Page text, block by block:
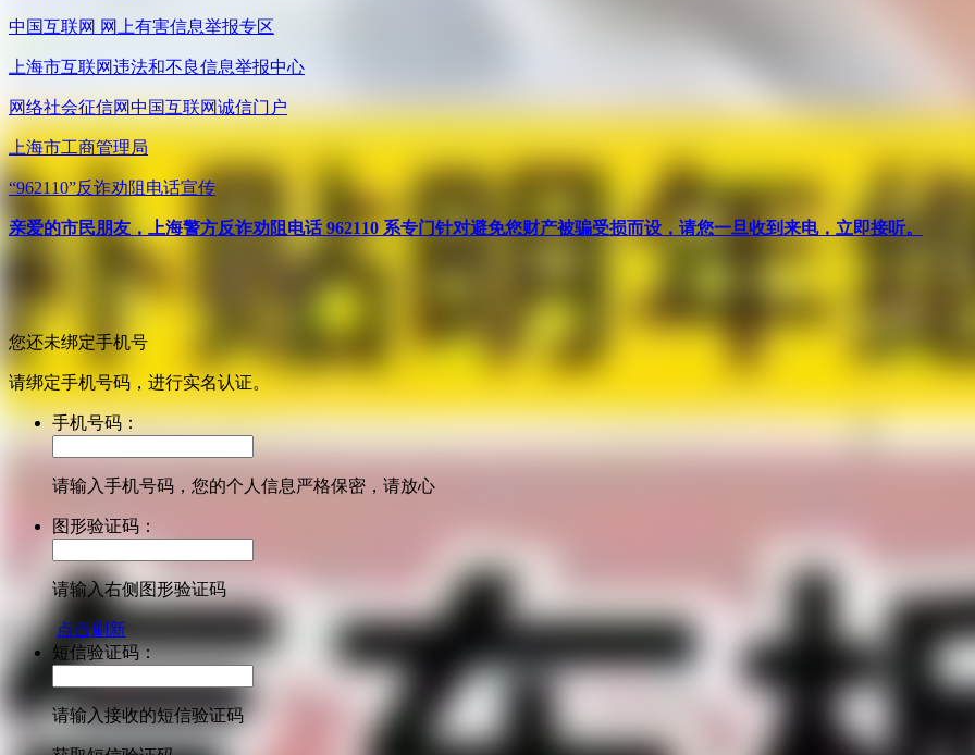
中国互联网 网上有害信息举报专区
上海市互联网违法和不良信息举报中心
网络社会征信网中国互联网诚信门户
上海市工商管理局
“962110”反诈劝阻电话宣传
亲爱的市民朋友，上海警方反诈劝阻电话 962110 系专门针对避免您财产被骗受损而设，请您一旦收到来电，立即接听。
您还未绑定手机号
请绑定手机号码，进行实名认证。
手机号码：
请输入手机号码，您的个人信息严格保密，请放心
图形验证码：
请输入右侧图形验证码
点击刷新
短信验证码：
请输入接收的短信验证码